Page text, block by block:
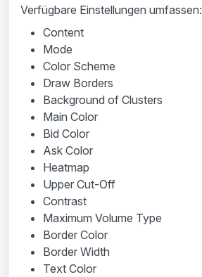
Verfügbare Einstellungen umfassen:
Content
Mode
Color Scheme
Draw Borders
Background of Clusters
Main Color
Bid Color
Ask Color
Heatmap
Upper Cut-Off
Contrast
Maximum Volume Type
Border Color
Border Width
Text Color